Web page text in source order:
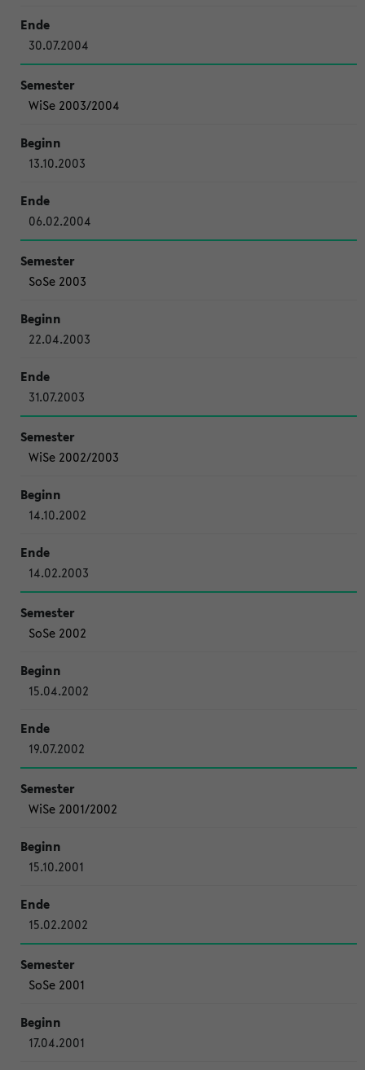
30.07.2004
WiSe 2003/2004
13.10.2003
06.02.2004
SoSe 2003
22.04.2003
31.07.2003
WiSe 2002/2003
14.10.2002
14.02.2003
SoSe 2002
15.04.2002
19.07.2002
WiSe 2001/2002
15.10.2001
15.02.2002
SoSe 2001
17.04.2001